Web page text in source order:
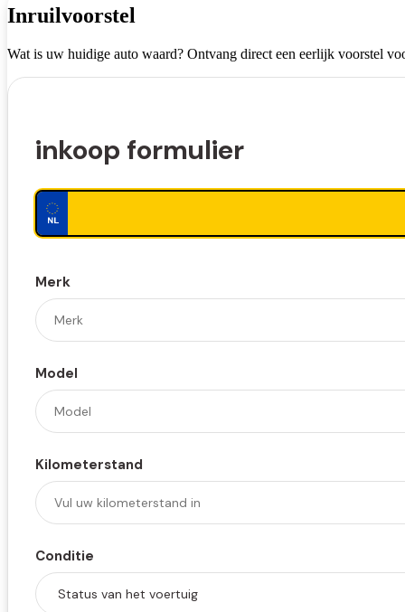
Inruilvoorstel
Wat is uw huidige auto waard? Ontvang direct een eerlijk voorstel
inkoop formulier
Merk
Model
Kilometerstand
Conditie